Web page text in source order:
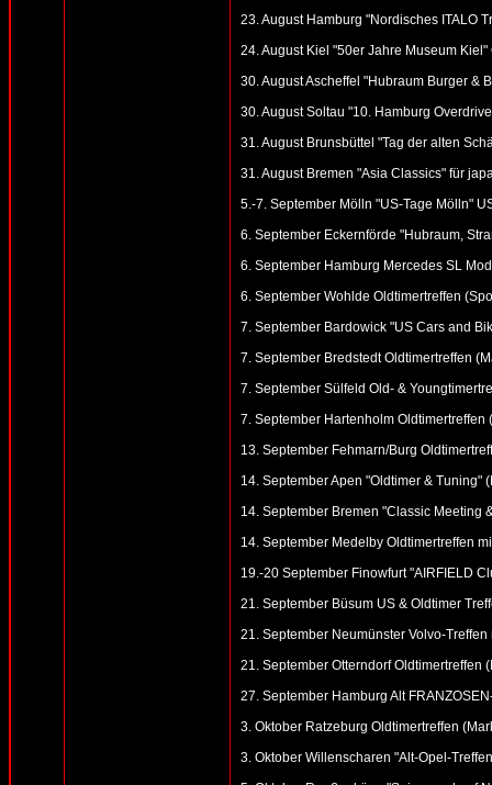
23. August Hamburg "Nordisches ITALO
24. August Kiel "50er Jahre Museum
30. August Ascheffel "Hubraum Burger &
30. August Soltau "10. Hamburg
31. August Brunsbüttel "Tag der alten
31. August Bremen "Asia Classics" für
5.-7. September Mölln "US-Tage Mölln"
6. September Eckernförde "Hubraum,
6. September Hamburg Mercedes SL
6. September Wohlde Oldtimertreffen
7. September Bardowick "US Cars and
7. September Bredstedt Oldtimertreffen
7. September Sülfeld Old- &
7. September Hartenholm Oldtimertreffen
13. September Fehmarn/Burg
14. September Apen "Oldtimer & Tuning"
14. September Bremen "Classic Meeting
14. September Medelby Oldtimertreffen
19.-20 September Finowfurt "AIRFIELD
21. September Büsum US & Oldtimer
21. September Neumünster Volvo-
21. September Otterndorf Oldtimertreffen
27. September Hamburg Alt
3. Oktober Ratzeburg Oldtimertreffen
3. Oktober Willenscharen "Alt-Opel-